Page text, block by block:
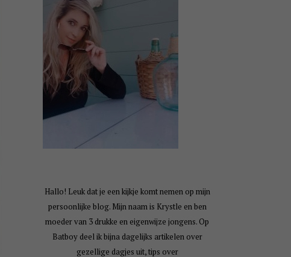
Hallo! Leuk dat je een kijkje komt nemen op mijn
persoonlijke blog. Mijn naam is Krystle en ben
moeder van 3 drukke en eigenwijze jongens. Op
Batboy deel ik bijna dagelijks artikelen over
gezellige dagjes uit, tips over